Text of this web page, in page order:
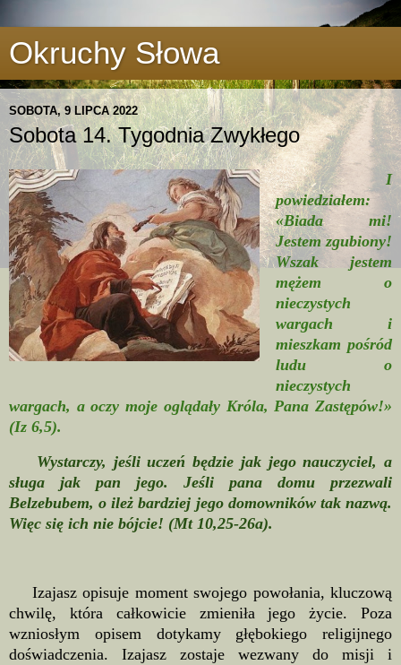
Okruchy Słowa
SOBOTA, 9 LIPCA 2022
Sobota 14. Tygodnia Zwykłego
I
powiedziałem:
«Biada mi!
Jestem zgubiony!
Wszak jestem
mężem o
nieczystych
wargach i
mieszkam pośród
ludu o
nieczystych
wargach, a oczy moje oglądały Króla, Pana Zastępów!»
(Iz 6,5).
Wystarczy, jeśli uczeń będzie jak jego nauczyciel, a
sługa jak pan jego. Jeśli pana domu przezwali
Belzebubem, o ileż bardziej jego domowników tak nazwą.
Więc się ich nie bójcie! (Mt 10,25-26a).
Izajasz opisuje moment swojego powołania, kluczową
chwilę, która całkowicie zmieniła jego życie. Poza
wzniosłym opisem dotykamy głębokiego religijnego
doświadczenia. Izajasz zostaje wezwany do misji i